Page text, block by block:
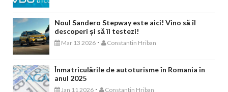
Noul Sandero Stepway este aici! Vino să îl
descoperi și să îl testezi!
Mar 13 2026 - Constantin Hriban
Înmatriculările de autoturisme în Romania în
anul 2025
Jan 11 2026 - Constantin Hriban